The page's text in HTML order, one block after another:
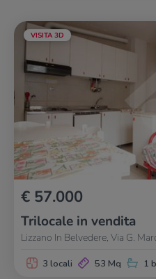
VISITA 3D
€ 57.000
Trilocale in vendita
Lizzano In Belvedere, Via G.
3 locali 53 Mq 1